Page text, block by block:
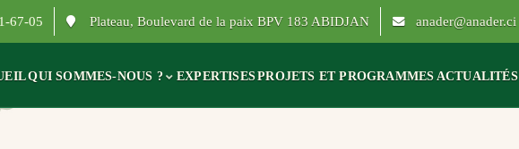
67-05 Plateau, Boulevard de la paix BPV 183 ABIDJAN anader@anader.ci
QUI SOMMES-NOUS ? EXPERTISESPROJETS ET PROGRAMMES ACTUALITÉS